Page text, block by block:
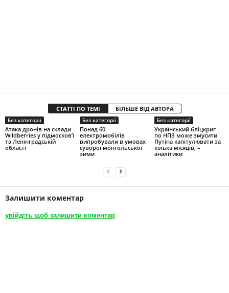
СТАТТІ ПО ТЕМІ БІЛЬШЕ ВІД АВТОРА
Без категорії
Атака дронів на склади
Wildberries у підмосков’ї
та Ленінградській
області
Без категорії
Понад 60
електромобілів
випробували в умовах
суворої монгольської
зими
Без категорії
Український бліцкриг
по НПЗ може змусити
Путіна капітулювати за
кілька місяців, –
аналітики
Залишити коментар
увійдіть щоб залишити коментар